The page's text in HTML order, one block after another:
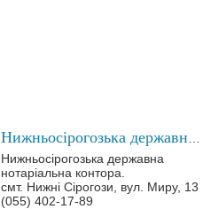
Нижньосірогозька державна
нотаріальна контора.
смт. Нижні Сірогози, вул. Миру, 13
(055) 402-17-89